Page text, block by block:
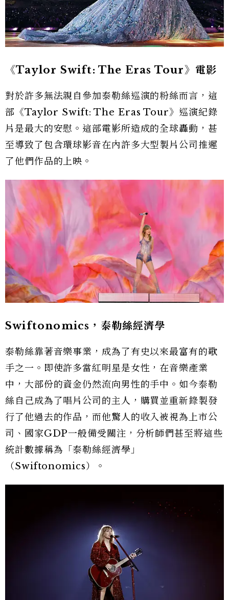
《Taylor Swift: The Eras Tour》電影
對於許多無法親自參加泰勒絲巡演的粉絲而言，這
部《Taylor Swift: The Eras Tour》巡演紀錄
片是最大的安慰。這部電影所造成的全球轟動，甚
至導致了包含環球影音在內許多大型製片公司推遲
了他們作品的上映。
Swiftonomics，泰勒絲經濟學
泰勒絲靠著音樂事業，成為了有史以來最富有的歌
手之一。即使許多當紅明星是女性，在音樂產業
中，大部份的資金仍然流向男性的手中。如今泰勒
絲自己成為了唱片公司的主人，購買並重新錄製發
行了他過去的作品，而他驚人的收入被視為上市公
司、國家GDP一般備受關注，分析師們甚至將這些
統計數據稱為「泰勒絲經濟學」
（Swiftonomics）。